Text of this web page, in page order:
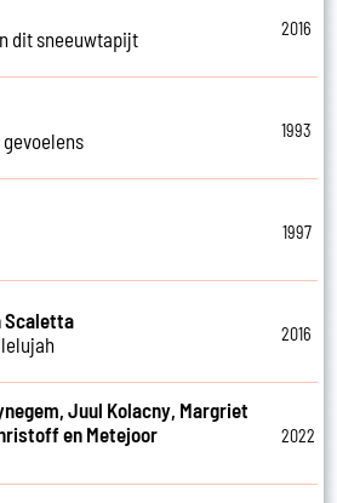
dit sneeuwtapijt
2016
gevoelens
1993
1997
Scaletta
2016
Juul Kolacny, Margriet
en Metejoor
2022